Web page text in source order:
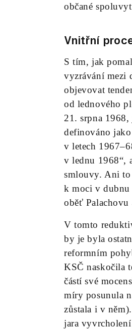
občané
Vnitřní
S tím, jak
vyzrávání mezi
objevovat
od lednového
21. srpna
definováno
v letech
v lednu 1968“,
smlouvy. Ani to
k moci v dubnu
oběť Palachovu
V tomto
by je byla
reformním
KSČ naskočila
částí své
míry posunula
zůstala i v
jara